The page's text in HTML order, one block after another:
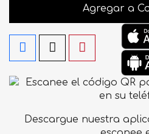
Agregar a
Descargue nuestra